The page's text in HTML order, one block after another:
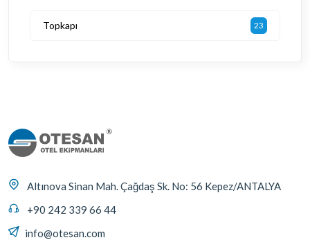
Topkapı 23
Altınova Sinan Mah. Çağdaş Sk. No: 56 Kepez/ANTALYA
+90 242 339 66 44
info@otesan.com